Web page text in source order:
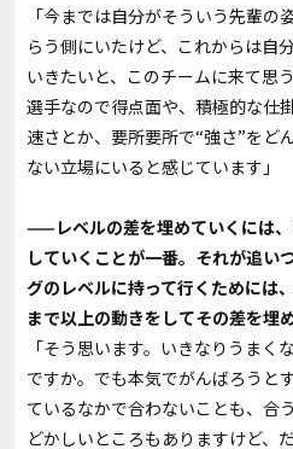
「今までは自分がそういう先輩の
らう側にいたけど、これからは自
いきたいと、このチームに来て思
選手なので得点面や、積極的な仕
速さとか、要所要所で“強さ”をど
ない立場にいると感じています」
——レベルの差を埋めていくには
していくことが一番。それが追い
グのレベルに持って行くためには
まで以上の動きをしてその差を埋
「そう思います。いきなりうまく
ですか。でも本気でがんばろうと
ているなかで合わないことも、合
どかしいところもありますけど、